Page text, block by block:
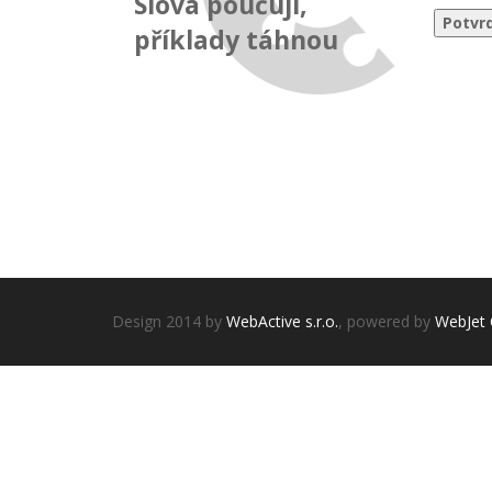
příklady táhnou
Design 2014 by WebActive s.r.o., powered by WebJet